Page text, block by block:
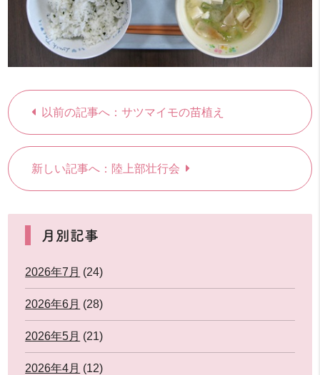
以前の記事へ：サツマイモの苗植え
新しい記事へ：陸上部壮行会
月別記事
2026年7月 (24)
2026年6月 (28)
2026年5月 (21)
2026年4月 (12)